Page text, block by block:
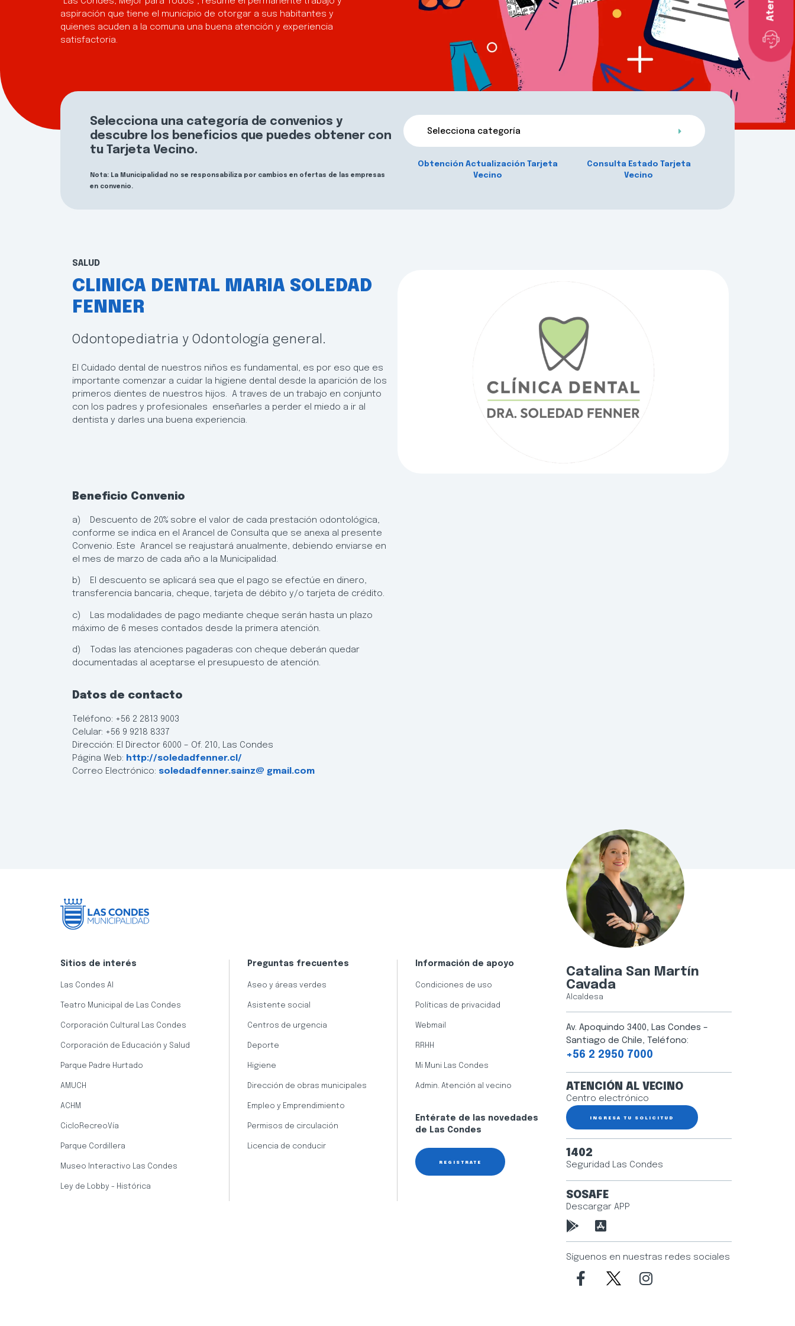
aspiración que tiene el municipio de otorgar a sus habitantes y
quienes acuden a la comuna una buena atención y experiencia
satisfactoria.
Selecciona una categoría de convenios y
descubre los beneficios que puedes obtener con
tu Tarjeta Vecino.
Nota: La Municipalidad no se responsabiliza por cambios en ofertas de las empresas
en convenio.
Selecciona categoría
Obtención Actualización Tarjeta
Vecino
Consulta Estado Tarjeta
Vecino
SALUD
CLINICA DENTAL MARIA SOLEDAD
FENNER
Odontopediatria y Odontología general.
El Cuidado dental de nuestros niños es fundamental, es por eso que es
importante comenzar a cuidar la higiene dental desde la aparición de los
primeros dientes de nuestros hijos. A traves de un trabajo en conjunto
con los padres y profesionales enseñarles a perder el miedo a ir al
dentista y darles una buena experiencia.
Beneficio Convenio
a) Descuento de 20% sobre el valor de cada prestación odontológica,
conforme se indica en el Arancel de Consulta que se anexa al presente
Convenio. Este Arancel se reajustará anualmente, debiendo enviarse en
el mes de marzo de cada año a la Municipalidad.
b) El descuento se aplicará sea que el pago se efectúe en dinero,
transferencia bancaria, cheque, tarjeta de débito y/o tarjeta de crédito.
c) Las modalidades de pago mediante cheque serán hasta un plazo
máximo de 6 meses contados desde la primera atención.
d) Todas las atenciones pagaderas con cheque deberán quedar
documentadas al aceptarse el presupuesto de atención.
Datos de contacto
Teléfono: +56 2 2813 9003
Celular: +56 9 9218 8337
Dirección: El Director 6000 – Of. 210, Las Condes
Página Web: http://soledadfenner.cl/
Correo Electrónico: soledadfenner.sainz@ gmail.com
Sitios de interés
Las Condes AI
Teatro Municipal de Las Condes
Corporación Cultural Las Condes
Corporación de Educación y Salud
Parque Padre Hurtado
AMUCH
ACHM
CicloRecreoVía
Parque Cordillera
Museo Interactivo Las Condes
Ley de Lobby - Histórica
Preguntas frecuentes
Aseo y áreas verdes
Asistente social
Centros de urgencia
Deporte
Higiene
Dirección de obras municipales
Empleo y Emprendimiento
Permisos de circulación
Licencia de conducir
Información de apoyo
Condiciones de uso
Políticas de privacidad
Webmail
RRHH
Mi Muni Las Condes
Admin. Atención al vecino
Entérate de las novedades
de Las Condes
REGÍSTRATE
Catalina San Martín
Cavada
Alcaldesa
Av. Apoquindo 3400, Las Condes –
Santiago de Chile, Teléfono:
+56 2 2950 7000
ATENCIÓN AL VECINO
Centro electrónico
INGRESA TU SOLICITUD
1402
Seguridad Las Condes
SOSAFE
Descargar APP
Síguenos en nuestras redes sociales